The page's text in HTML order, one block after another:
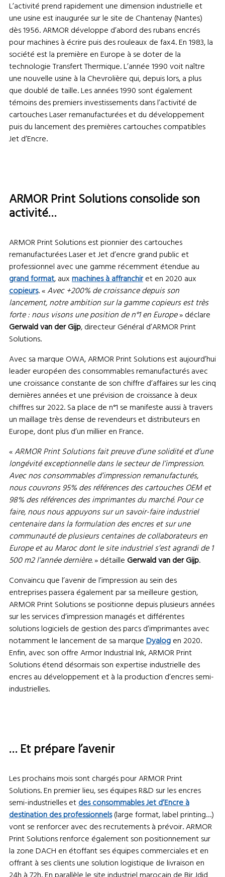
L’activité prend rapidement une dimension industrielle et
une usine est inaugurée sur le site de Chantenay (Nantes)
dès 1956. ARMOR développe d’abord des rubans encrés
pour machines à écrire puis des rouleaux de fax4. En 1983, la
société est la première en Europe à se doter de la
technologie Transfert Thermique. L’année 1990 voit naître
une nouvelle usine à la Chevrolière qui, depuis lors, a plus
que doublé de taille. Les années 1990 sont également
témoins des premiers investissements dans l’activité de
cartouches Laser remanufacturées et du développement
puis du lancement des premières cartouches compatibles
Jet d’Encre.
ARMOR Print Solutions consolide son
activité…
ARMOR Print Solutions est pionnier des cartouches
remanufacturées Laser et Jet d’encre grand public et
professionnel avec une gamme récemment étendue au
grand format, auxmachines à affranchiret en 2020 aux
copieurs. «Avec +200% de croissance depuis son
lancement, notre ambition sur la gamme copieurs est très
forte : nous visons une position de n°1 en Europe» déclare
Gerwald van der Gijp, directeur Général d’ARMOR Print
Solutions.
Avec sa marque OWA, ARMOR Print Solutions est aujourd’hui
leader européen des consommables remanufacturés avec
une croissance constante de son chiffre d’affaires sur les cinq
dernières années et une prévision de croissance à deux
chiffres sur 2022. Sa place de n°1 se manifeste aussi à travers
un maillage très dense de revendeurs et distributeurs en
Europe, dont plus d’un millier en France.
«ARMOR Print Solutions fait preuve d’une solidité et d’une
longévité exceptionnelle dans le secteur de l’impression.
Avec nos consommables d’impression remanufacturés,
nous couvrons 95% des références des cartouches OEM et
98% des références des imprimantes du marché. Pour ce
faire, nous nous appuyons sur un savoir-faire industriel
centenaire dans la formulation des encres et sur une
communauté de plusieurs centaines de collaborateurs en
Europe et au Maroc dont le site industriel s’est agrandi de 1
500 m2 l’année dernière.» détaille Gerwald van der Gijp.
Convaincu que l’avenir de l’impression au sein des
entreprises passera également par sa meilleure gestion,
ARMOR Print Solutions se positionne depuis plusieurs années
sur les services d’impression managés et différentes
solutions logiciels de gestion des parcs d’imprimantes avec
notamment le lancement de sa marqueDyalogen 2020.
Enfin, avec son offre Armor Industrial Ink, ARMOR Print
Solutions étend désormais son expertise industrielle des
encres au développement et à la production d’encres semi-
industrielles.
… Et prépare l’avenir
Les prochains mois sont chargés pour ARMOR Print
Solutions. En premier lieu, ses équipes R&D sur les encres
semi-industrielles etdes consommables Jet d’Encre à
destination des professionnels(large format, label printing…)
vont se renforcer avec des recrutements à prévoir. ARMOR
Print Solutions renforce également son positionnement sur
la zone DACH en étoffant ses équipes commerciales et en
offrant à ses clients une solution logistique de livraison en